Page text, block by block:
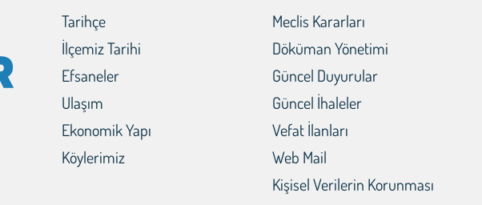
Tarihçe
İlçemiz Tarihi
Efsaneler
Ulaşım
Ekonomik Yapı
Köylerimiz
Meclis Kararları
Döküman Yönetimi
Güncel Duyurular
Güncel İhaleler
Vefat İlanları
Web Mail
Kişisel Verilerin Korunması